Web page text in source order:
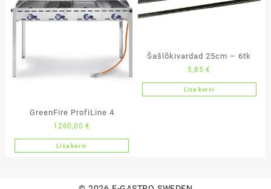
GreenFire ProfiLine 4
1260,00€
Lisa korvi
Šašlõkivardad 25cm – 6tk
5,85€
Lisa korvi